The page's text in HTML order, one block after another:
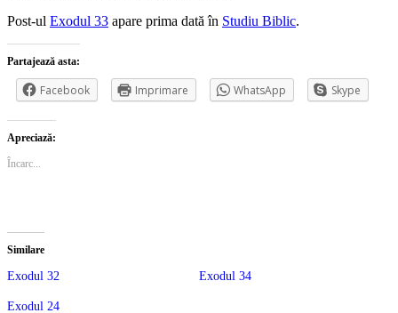
Post-ul Exodul 33 apare prima dată în Studiu Biblic.
Partajează asta:
Facebook Imprimare WhatsApp Skype
Apreciază:
Încarc...
Similare
Exodul 32 Exodul 34
Exodul 24